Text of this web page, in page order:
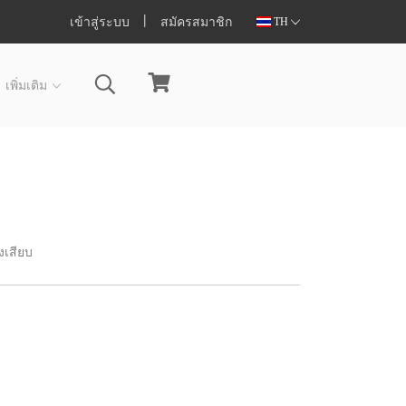
เข้าสู่ระบบ สมัครสมาชิก TH
เพิ่มเติม
สียบ